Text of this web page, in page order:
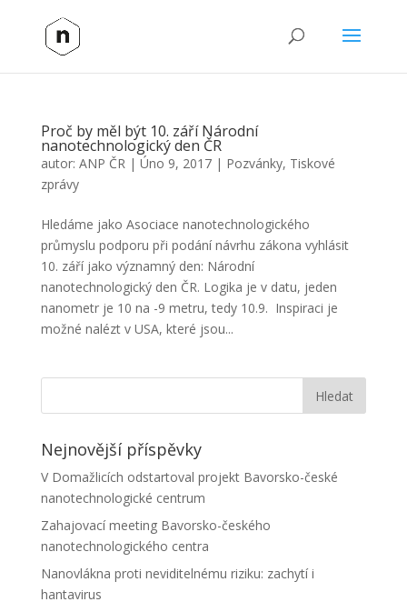
Proč by měl být 10. září Národní
nanotechnologický den ČR
autor: ANP ČR| Úno 9, 2017| Pozvánky, Tiskové
zprávy
Hledáme jako Asociace nanotechnologického
průmyslu podporu při podání návrhu zákona vyhlásit
10. září jako významný den: Národní
nanotechnologický den ČR. Logika je v datu, jeden
nanometr je 10 na -9 metru, tedy 10.9. Inspiraci je
možné nalézt v USA, které jsou...
Nejnovější příspěvky
V Domažlicích odstartoval projekt Bavorsko-české
nanotechnologické centrum
Zahajovací meeting Bavorsko-českého
nanotechnologického centra
Nanovlákna proti neviditelnému riziku: zachytí i
hantavirus